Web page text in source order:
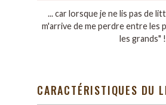
... car lorsque je ne lis pas de
m'arrive de me perdre entre les
les grands" !
CARACTÉRISTIQUES DU